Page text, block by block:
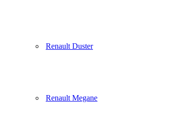
Renault Duster
Renault Megane